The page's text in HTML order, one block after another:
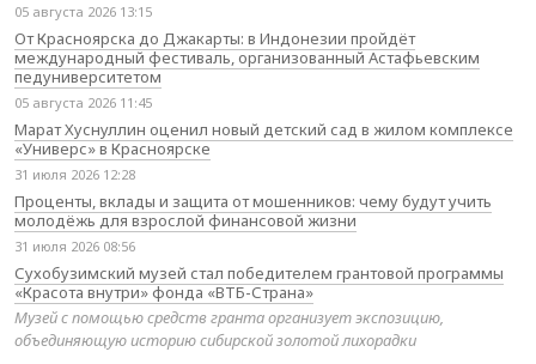
05 августа 2026 13:15
От Красноярска до Джакарты: в Индонезии пройдёт
международный фестиваль, организованный Астафьевским
педуниверситетом
05 августа 2026 11:45
Марат Хуснуллин оценил новый детский сад в жилом комплексе
«Универс» в Красноярске
31 июля 2026 12:28
Проценты, вклады и защита от мошенников: чему будут учить
молодёжь для взрослой финансовой жизни
31 июля 2026 08:56
Сухобузимский музей стал победителем грантовой программы
«Красота внутри» фонда «ВТБ-Страна»
Музей с помощью средств гранта организует экспозицию,
объединяющую историю сибирской золотой лихорадки